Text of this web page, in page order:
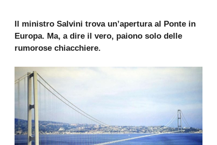
Il ministro Salvini trova un’apertura al Ponte in
Europa. Ma, a dire il vero, paiono solo delle
rumorose chiacchiere.